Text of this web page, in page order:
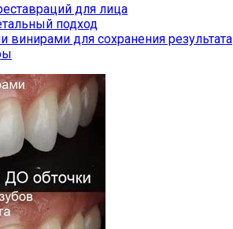
для лица
подход
для сохранения результата